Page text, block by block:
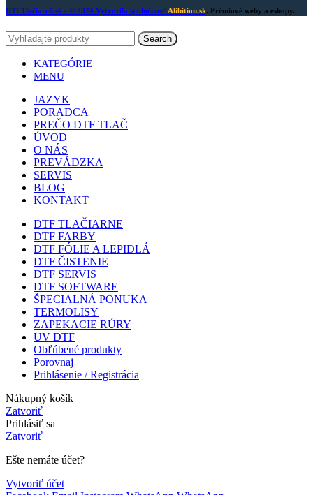
DTFTlačiareň.sk - © 2024 Vytvorila spoločnosť Alibition.sk. Prémiové weby a eshopy.
Search
KATEGÓRIE
MENU
JAZYK
PORADCA
PREČO DTF TLAČ
ÚVOD
O NÁS
PREVÁDZKA
SERVIS
BLOG
KONTAKT
DTF TLAČIARNE
DTF FARBY
DTF FÓLIE A LEPIDLÁ
DTF ČISTENIE
DTF SERVIS
DTF SOFTWARE
ŠPECIALNÁ PONUKA
TERMOLISY
ZAPEKACIE RÚRY
UV DTF
Obľúbené produkty
Porovnaj
Prihlásenie / Registrácia
Nákupný košík
Zatvoriť
Prihlásiť sa
Zatvoriť
Ešte nemáte účet?
Vytvoriť účet